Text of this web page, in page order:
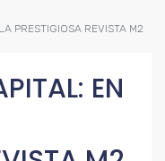
PRESTIGIOSA REVISTA M2
EN